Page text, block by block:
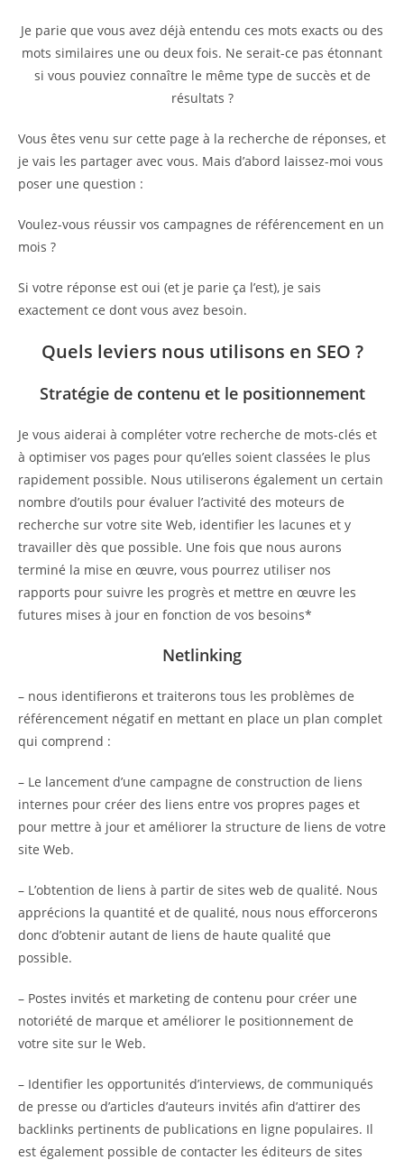
Je parie que vous avez déjà entendu ces mots exacts ou des
mots similaires une ou deux fois. Ne serait-ce pas étonnant
si vous pouviez connaître le même type de succès et de
résultats ?
Vous êtes venu sur cette page à la recherche de réponses, et
je vais les partager avec vous. Mais d’abord laissez-moi vous
poser une question :
Voulez-vous réussir vos campagnes de référencement en un
mois ?
Si votre réponse est oui (et je parie ça l’est), je sais
exactement ce dont vous avez besoin.
Quels leviers nous utilisons en SEO ?
Stratégie de contenu et le positionnement
Je vous aiderai à compléter votre recherche de mots-clés et
à optimiser vos pages pour qu’elles soient classées le plus
rapidement possible. Nous utiliserons également un certain
nombre d’outils pour évaluer l’activité des moteurs de
recherche sur votre site Web, identifier les lacunes et y
travailler dès que possible. Une fois que nous aurons
terminé la mise en œuvre, vous pourrez utiliser nos
rapports pour suivre les progrès et mettre en œuvre les
futures mises à jour en fonction de vos besoins*
Netlinking
– nous identifierons et traiterons tous les problèmes de
référencement négatif en mettant en place un plan complet
qui comprend :
– Le lancement d’une campagne de construction de liens
internes pour créer des liens entre vos propres pages et
pour mettre à jour et améliorer la structure de liens de votre
site Web.
– L’obtention de liens à partir de sites web de qualité. Nous
apprécions la quantité et de qualité, nous nous efforcerons
donc d’obtenir autant de liens de haute qualité que
possible.
– Postes invités et marketing de contenu pour créer une
notoriété de marque et améliorer le positionnement de
votre site sur le Web.
– Identifier les opportunités d’interviews, de communiqués
de presse ou d’articles d’auteurs invités afin d’attirer des
backlinks pertinents de publications en ligne populaires. Il
est également possible de contacter les éditeurs de sites